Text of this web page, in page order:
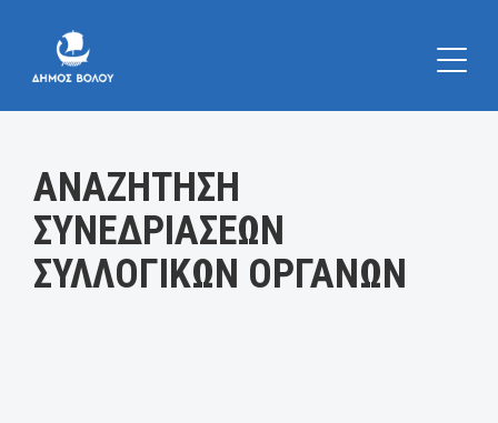
ΑΝΑΖΗΤΗΣΗ
ΣΥΝΕΔΡΙΑΣΕΩΝ
ΣΥΛΛΟΓΙΚΩΝ ΟΡΓΑΝΩΝ